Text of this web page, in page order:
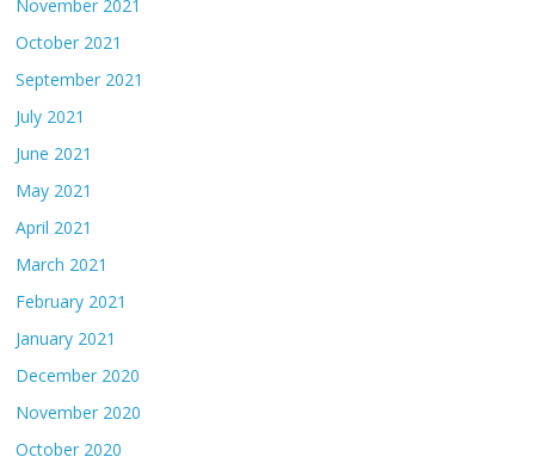
November 2021
October 2021
September 2021
July 2021
June 2021
May 2021
April 2021
March 2021
February 2021
January 2021
December 2020
November 2020
October 2020